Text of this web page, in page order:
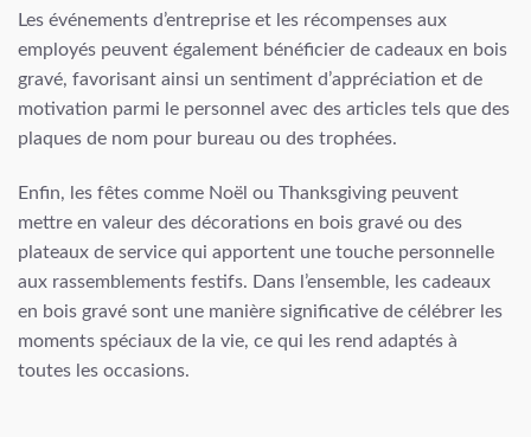
Les événements d’entreprise et les récompenses aux
employés peuvent également bénéficier de cadeaux en bois
gravé, favorisant ainsi un sentiment d’appréciation et de
motivation parmi le personnel avec des articles tels que des
plaques de nom pour bureau ou des trophées.
Enfin, les fêtes comme Noël ou Thanksgiving peuvent
mettre en valeur des décorations en bois gravé ou des
plateaux de service qui apportent une touche personnelle
aux rassemblements festifs. Dans l’ensemble, les cadeaux
en bois gravé sont une manière significative de célébrer les
moments spéciaux de la vie, ce qui les rend adaptés à
toutes les occasions.